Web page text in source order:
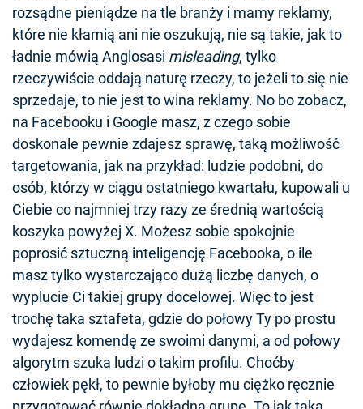
rozsądne pieniądze na tle branży i mamy reklamy,
które nie kłamią ani nie oszukują, nie są takie, jak to
ładnie mówią Anglosasi misleading, tylko
rzeczywiście oddają naturę rzeczy, to jeżeli to się nie
sprzedaje, to nie jest to wina reklamy. No bo zobacz,
na Facebooku i Google masz, z czego sobie
doskonale pewnie zdajesz sprawę, taką możliwość
targetowania, jak na przykład: ludzie podobni, do
osób, którzy w ciągu ostatniego kwartału, kupowali u
Ciebie co najmniej trzy razy ze średnią wartością
koszyka powyżej X. Możesz sobie spokojnie
poprosić sztuczną inteligencję Facebooka, o ile
masz tylko wystarczająco dużą liczbę danych, o
wyplucie Ci takiej grupy docelowej. Więc to jest
trochę taka sztafeta, gdzie do połowy Ty po prostu
wydajesz komendę ze swoimi danymi, a od połowy
algorytm szuka ludzi o takim profilu. Choćby
człowiek pękł, to pewnie byłoby mu ciężko ręcznie